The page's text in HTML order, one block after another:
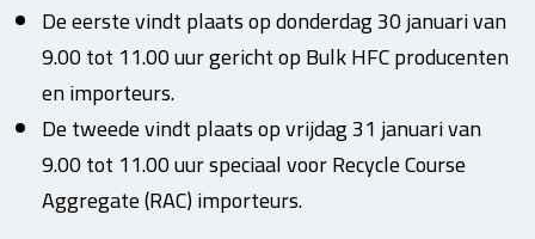
De eerste vindt plaats op donderdag 30 januari van
9.00 tot 11.00 uur gericht op Bulk HFC producenten
en importeurs.
De tweede vindt plaats op vrijdag 31 januari van
9.00 tot 11.00 uur speciaal voor Recycle Course
Aggregate (RAC) importeurs.